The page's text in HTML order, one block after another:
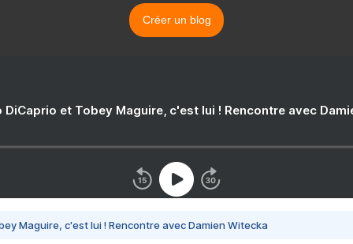
Créer un blog
DiCaprio et Tobey Maguire, c'est lui ! Rencontre avec
Maguire, c'est lui ! Rencontre avec Damien Witecka